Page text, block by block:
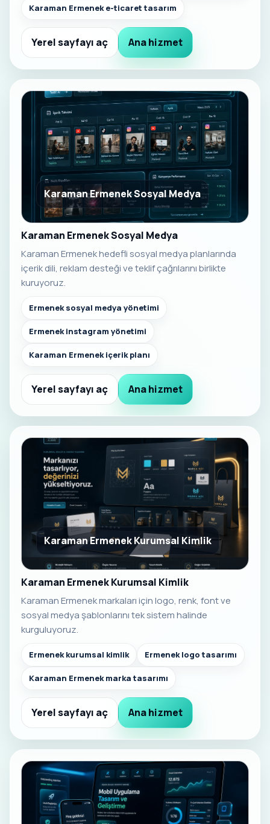
Karaman Ermenek e-ticaret tasarım
Yerel sayfayı aç Ana hizmet
Karaman Ermenek Sosyal Medya
Karaman Ermenek Sosyal Medya
Karaman Ermenek hedefli sosyal medya planlarında
içerik dili, reklam desteği ve teklif çağrılarını birlikte
kuruyoruz.
Ermenek sosyal medya yönetimi
Ermenek instagram yönetimi
Karaman Ermenek içerik planı
Yerel sayfayı aç Ana hizmet
Karaman Ermenek Kurumsal Kimlik
Karaman Ermenek Kurumsal Kimlik
Karaman Ermenek markaları için logo, renk, font ve
sosyal medya şablonlarını tek sistem halinde
kurguluyoruz.
Ermenek kurumsal kimlik Ermenek logo tasarımı
Karaman Ermenek marka tasarımı
Yerel sayfayı aç Ana hizmet